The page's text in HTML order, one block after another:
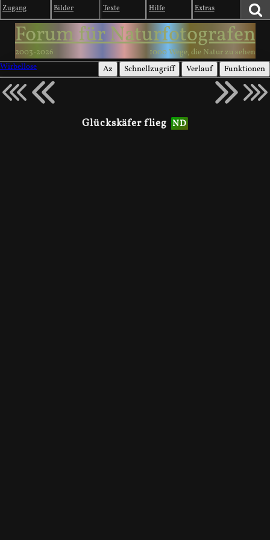
Zugang Bilder Texte Hilfe Extras
Forum für Naturfotografen
2003-2026
1000 Wege, die Natur zu sehen
Wirbellose
Az Schnellzugriff Verlauf Funktionen
Glückskäfer flieg